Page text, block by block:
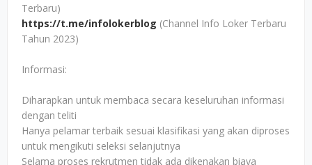
Terbaru)
https://t.me/infolokerblog (Channel Info Loker Terbaru
Tahun 2023)
Informasi:
Diharapkan untuk membaca secara keseluruhan informasi
dengan teliti
Hanya pelamar terbaik sesuai klasifikasi yang akan diproses
untuk mengikuti seleksi selanjutnya
Selama proses rekrutmen tidak ada dikenakan biaya